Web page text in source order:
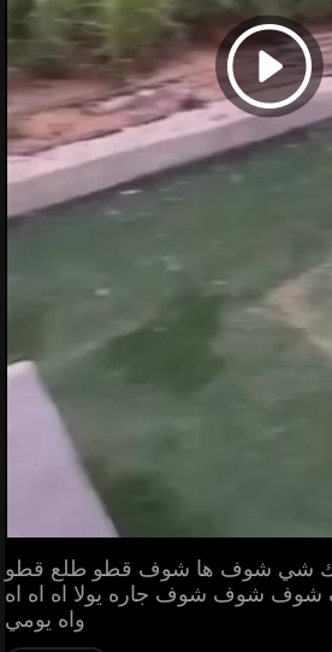
شي شوف ها شوف قطو طلع قطو
شوف شوف شوف جاره يولا اه اه اه
واه يومي